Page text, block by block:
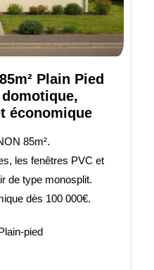
Plain Pied
domotique,
économique
85m².
les fenêtres PVC et
de type monosplit.
dès 100 000€.
pied